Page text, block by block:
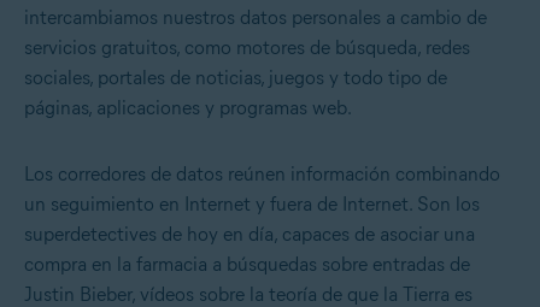
intercambiamos nuestros datos personales a cambio de
servicios gratuitos, como motores de búsqueda, redes
sociales, portales de noticias, juegos y todo tipo de
páginas, aplicaciones y programas web.
Los corredores de datos reúnen información combinando
un seguimiento en Internet y fuera de Internet. Son los
superdetectives de hoy en día, capaces de asociar una
compra en la farmacia a búsquedas sobre entradas de
Justin Bieber, vídeos sobre la teoría de que la Tierra es